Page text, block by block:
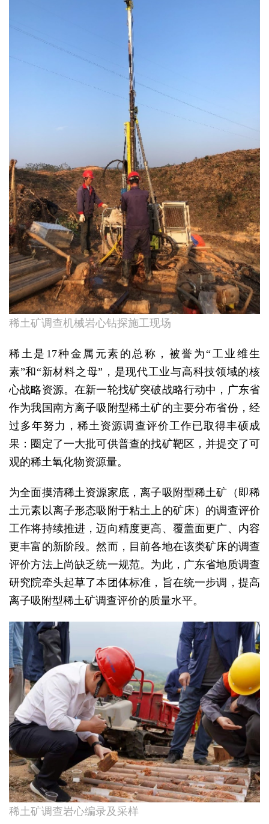
稀土矿调查机械岩心钻探施工现场
稀土是17种金属元素的总称，被誉为“工业维生
素”和“新材料之母”，是现代工业与高科技领域的核
心战略资源。在新一轮找矿突破战略行动中，广东省
作为我国南方离子吸附型稀土矿的主要分布省份，经
过多年努力，稀土资源调查评价工作已取得丰硕成
果：圈定了一大批可供普查的找矿靶区，并提交了可
观的稀土氧化物资源量。
为全面摸清稀土资源家底，离子吸附型稀土矿（即稀
土元素以离子形态吸附于粘土上的矿床）的调查评价
工作将持续推进，迈向精度更高、覆盖面更广、内容
更丰富的新阶段。然而，目前各地在该类矿床的调查
评价方法上尚缺乏统一规范。为此，广东省地质调查
研究院牵头起草了本团体标准，旨在统一步调，提高
离子吸附型稀土矿调查评价的质量水平。
稀土矿调查岩心编录及采样